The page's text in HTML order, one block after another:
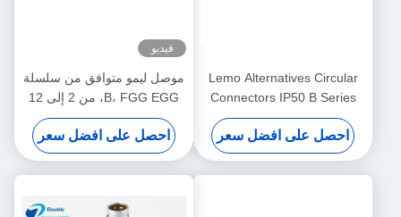
Lemo Alternatives Circular
Connectors IP50 B Series
Socket Plug with Dust-proof
Cover
احصل على افضل سعر
فيديو
موصل ليمو متوافق من سلسلة
B، FGG EGG، من 2 إلى 12
سنًا، موصل ذكر وأنثى لنظام
الطاقة الشمسية
احصل على افضل سعر